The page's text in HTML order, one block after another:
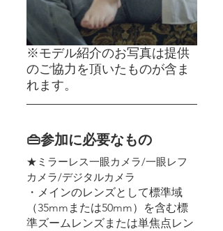
※モデル紹介のお写真は提供
のご協力を頂いたものが含ま
れます。
👜参加に必要なもの
★ミラーレス一眼カメラ/一眼レフ
カメラ/デジタルカメラ
・メインのレンズとして標準域
（35mmまたは50mm）を含む標
準ズームレンズまたは単焦点レン